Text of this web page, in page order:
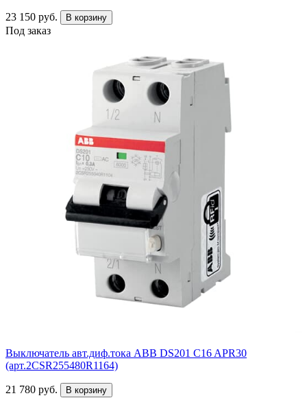
23 150 руб. В корзину
Под заказ
Выключатель авт.диф.тока ABB DS201 C16 APR30
(арт.2CSR255480R1164)
21 780 руб. В корзину